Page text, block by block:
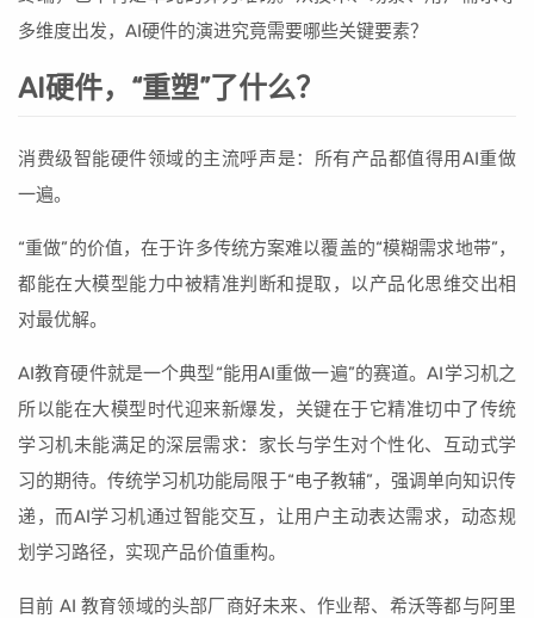
多维度出发，AI硬件的演进究竟需要哪些关键要素？
AI硬件，“重塑”了什么？
消费级智能硬件领域的主流呼声是：所有产品都值得用AI重做
一遍。
“重做”的价值，在于许多传统方案难以覆盖的“模糊需求地带”，
都能在大模型能力中被精准判断和提取，以产品化思维交出相
对最优解。
AI教育硬件就是一个典型“能用AI重做一遍”的赛道。AI学习机之
所以能在大模型时代迎来新爆发，关键在于它精准切中了传统
学习机未能满足的深层需求：家长与学生对个性化、互动式学
习的期待。传统学习机功能局限于“电子教辅”，强调单向知识传
递，而AI学习机通过智能交互，让用户主动表达需求，动态规
划学习路径，实现产品价值重构。
目前 AI 教育领域的头部厂商好未来、作业帮、希沃等都与阿里